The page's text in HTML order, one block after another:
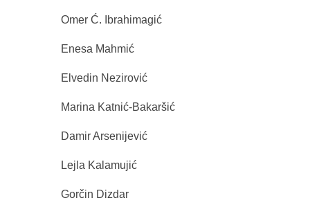
Omer Ć. Ibrahimagić
Enesa Mahmić
Elvedin Nezirović
Marina Katnić-Bakaršić
Damir Arsenijević
Lejla Kalamujić
Gorčin Dizdar